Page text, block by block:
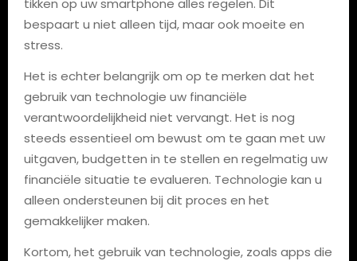
bespaart u niet alleen tijd, maar ook moeite en
stress.
Het is echter belangrijk om op te merken dat het
gebruik van technologie uw financiële
verantwoordelijkheid niet vervangt. Het is nog
steeds essentieel om bewust om te gaan met uw
uitgaven, budgetten in te stellen en regelmatig uw
financiële situatie te evalueren. Technologie kan u
alleen ondersteunen bij dit proces en het
gemakkelijker maken.
Kortom, het gebruik van technologie, zoals apps die